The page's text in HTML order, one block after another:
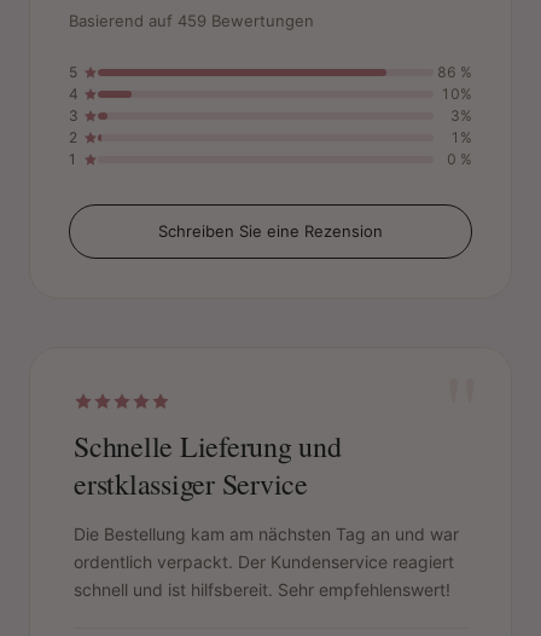
Basierend auf 459 Bewertungen
5
86 %
4
10%
3
3%
2
1%
1
0 %
Schreiben Sie eine Rezension
Schnelle Lieferung und
erstklassiger Service
Die Bestellung kam am nächsten Tag an und war
ordentlich verpackt. Der Kundenservice reagiert
schnell und ist hilfsbereit. Sehr empfehlenswert!